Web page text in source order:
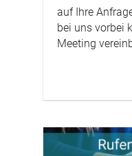
auf Ihre
bei uns vorbei
Meeting